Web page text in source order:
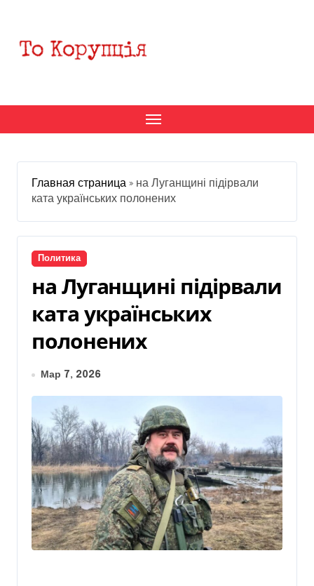
содержанию
Главная страница » на Луганщині підірвали
ката українських полонених
Политика
на Луганщині підірвали
ката українських
полонених
Мар 7, 2026